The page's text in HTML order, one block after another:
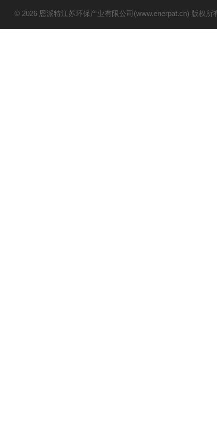
© 2026 恩派特江苏环保产业有限公司(www.enerpat.cn) 版权